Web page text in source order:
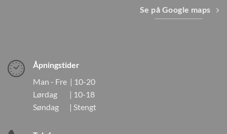
Se på Google maps
Åpningstider
Man - Fre | 10-20
Lørdag | 10-18
Søndag | Stengt